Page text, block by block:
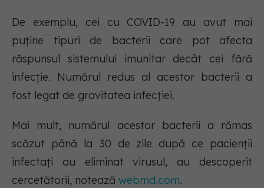
De exemplu, cei cu COVID-19 au avut mai
puține tipuri de bacterii care pot afecta
răspunsul sistemului imunitar decât cei fără
infecție. Numărul redus al acestor bacterii a
fost legat de gravitatea infecției.
Mai mult, numărul acestor bacterii a rămas
scăzut până la 30 de zile după ce pacienții
infectați au eliminat virusul, au descoperit
cercetătorii, notează webmd.com.